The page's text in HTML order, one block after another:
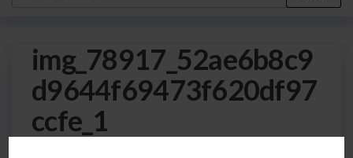
img_78917_52ae6b8c9
d9644f69473f620df97
ccfe_1